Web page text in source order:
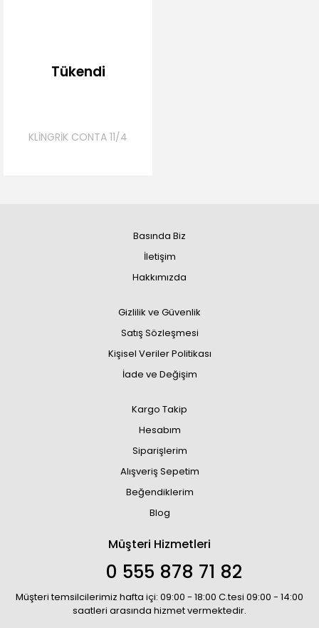
Tükendi
KLİNGRİK CONTA 11/4
Basında Biz
İletişim
Hakkımızda
Gizlilik ve Güvenlik
Satış Sözleşmesi
Kişisel Veriler Politikası
İade ve Değişim
Kargo Takip
Hesabım
Siparişlerim
Alışveriş Sepetim
Beğendiklerim
Blog
Müşteri Hizmetleri
0 555 878 71 82
Müşteri temsilcilerimiz hafta içi: 09:00 - 18:00 C.tesi 09:00 - 14:00
saatleri arasında hizmet vermektedir.